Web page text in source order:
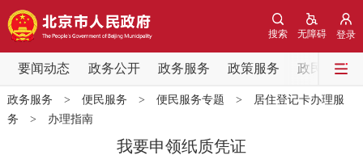
登录
无障碍
搜索
要闻动态 政务公开 政务服务 政策服务 政民互动
要闻动态
党中央精神 国务院信息 中央部委动态
会议信息
政务服务 > 便民服务 > 便民服务专题 >
居住登记卡办理服
务 > 办理指南
我要申领纸质凭证